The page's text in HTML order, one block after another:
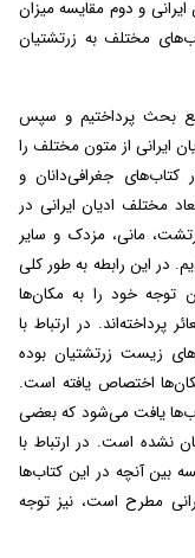
و دوم مقایسه میزان
مختلف به زرتشتیان
بحث پرداختیم و سپس
ایرانی از متون مختلف را
کتاب‌های جغرافی‌دانان و
مختلف ادیان ایرانی در
مانی، مزدک و سایر
در این رابطه به طور کلی
خود را به مکان‌ها
در ارتباط با
زیست زرتشتیان بوده
اختصاص یافته است.
یافت می‌شود که بعضی
نشده است. در ارتباط با
بین آنچه در این کتاب‌ها
مطرح است، نیز توجه